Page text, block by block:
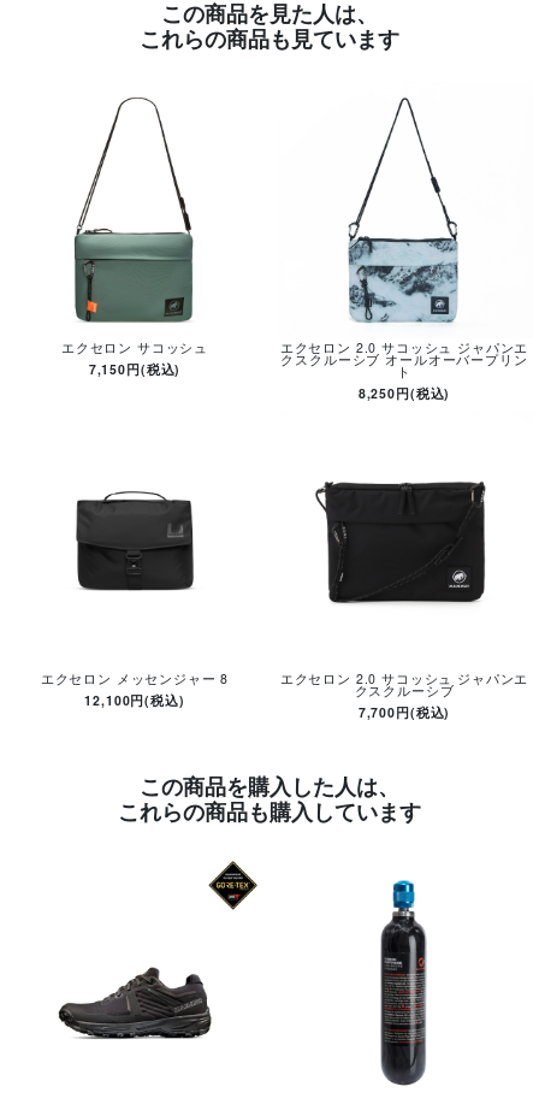
この商品を見た人は、
これらの商品も見ています
エクセロン サコッシュ
7,150円(税込)
エクセロン 2.0 サコッシュ ジャパンエ
クスクルーシブ オールオーバープリン
ト
8,250円(税込)
エクセロン メッセンジャー 8
12,100円(税込)
エクセロン 2.0 サコッシュ ジャパンエ
クスクルーシブ
7,700円(税込)
この商品を購入した人は、
これらの商品も購入しています